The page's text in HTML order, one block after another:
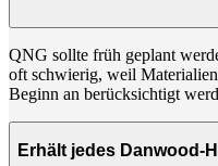
QNG sollte früh geplant
oft schwierig, weil
Beginn an berücksichtigt
Erhält jedes Danwood-